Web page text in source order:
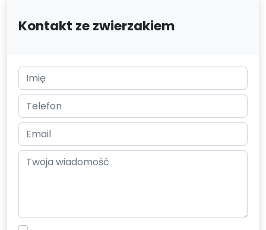
Kontakt ze zwierzakiem